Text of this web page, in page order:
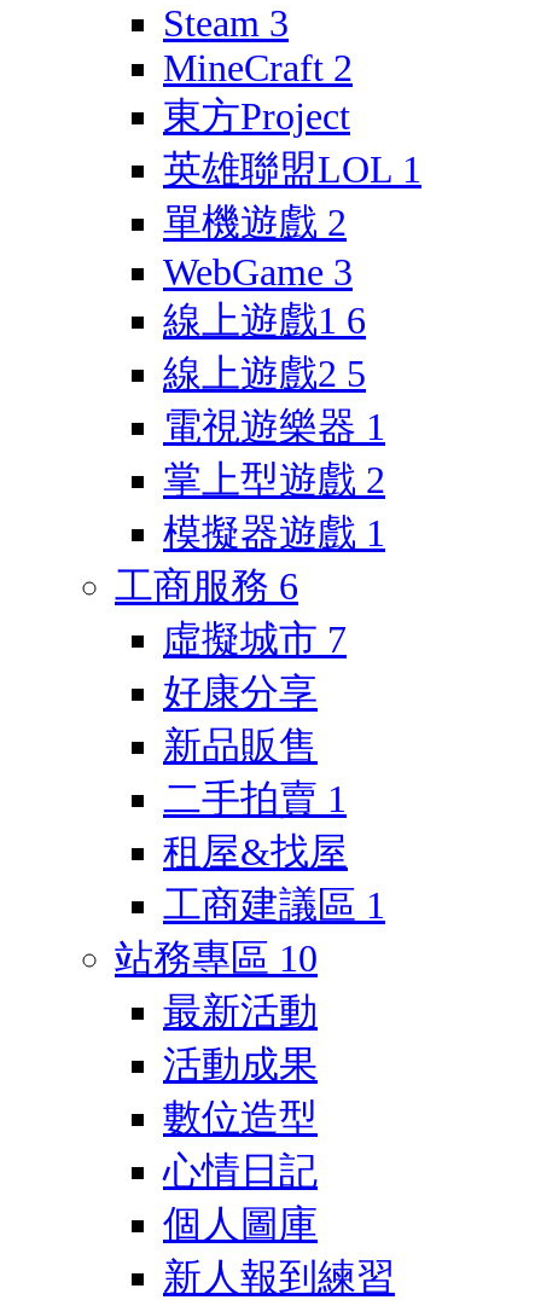
Steam 3
MineCraft 2
東方Project
英雄聯盟LOL 1
單機遊戲 2
WebGame 3
線上遊戲1 6
線上遊戲2 5
電視遊樂器 1
掌上型遊戲 2
模擬器遊戲 1
工商服務 6
虛擬城市 7
好康分享
新品販售
二手拍賣 1
租屋&找屋
工商建議區 1
站務專區 10
最新活動
活動成果
數位造型
心情日記
個人圖庫
新人報到練習